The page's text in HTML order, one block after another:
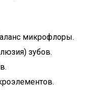
микрофлоры.
зубов.